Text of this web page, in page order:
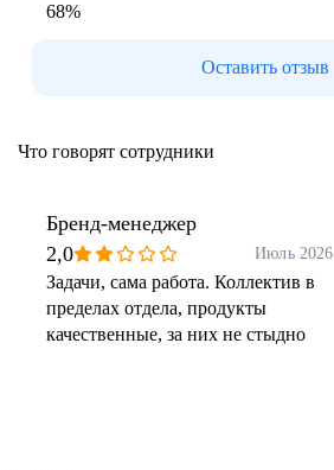
68%
Оставить отзыв
Что говорят сотрудники
Бренд-менеджер
2,0
Июль 2026
Задачи, сама работа. Коллектив в
пределах отдела, продукты
качественные, за них не стыдно